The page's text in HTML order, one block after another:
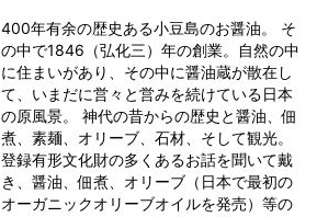
400年有余の歴史ある小豆島のお醤油。 そ
の中で1846（弘化三）年の創業。自然の中
に住まいがあり、その中に醤油蔵が散在し
て、いまだに営々と営みを続けている日本
の原風景。 神代の昔からの歴史と醤油、佃
煮、素麺、オリーブ、石材、そして観光。
登録有形文化財の多くあるお話を聞いて戴
き、醤油、佃煮、オリーブ（日本で最初の
オーガニックオリーブオイルを発売）等の